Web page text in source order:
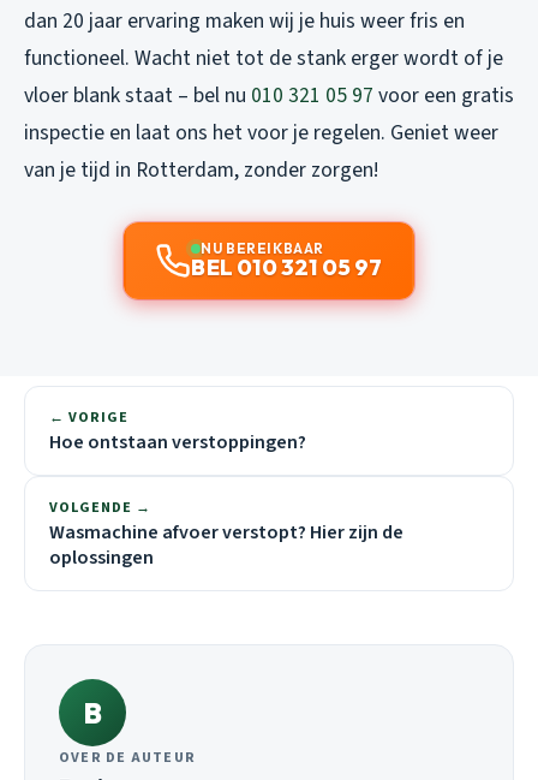
dan 20 jaar ervaring maken wij je huis weer fris en
functioneel. Wacht niet tot de stank erger wordt of je
vloer blank staat – bel nu 010 321 05 97 voor een gratis
inspectie en laat ons het voor je regelen. Geniet weer
van je tijd in Rotterdam, zonder zorgen!
NU BEREIKBAAR
BEL 010 321 05 97
← VORIGE
Hoe ontstaan verstoppingen?
VOLGENDE →
Wasmachine afvoer verstopt? Hier zijn de
oplossingen
B
OVER DE AUTEUR